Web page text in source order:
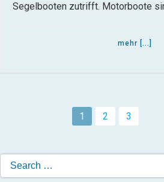
Segelbooten zutrifft. Motorboote
mehr [...]
NAVIGATION
Page
1 Page
2 Page
3
Search
for: